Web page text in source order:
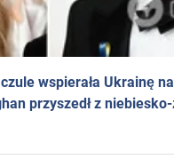
wspierała Ukrainę
przyszedł z